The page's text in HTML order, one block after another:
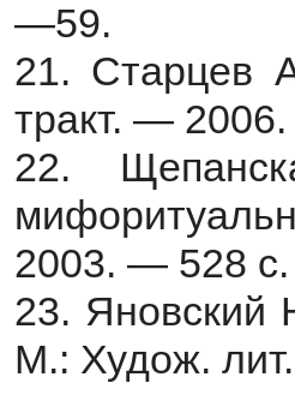
—59.
21. Старцев
тракт. —
22.
2003. — 528 с.
23. Яновский
М.: Худож.